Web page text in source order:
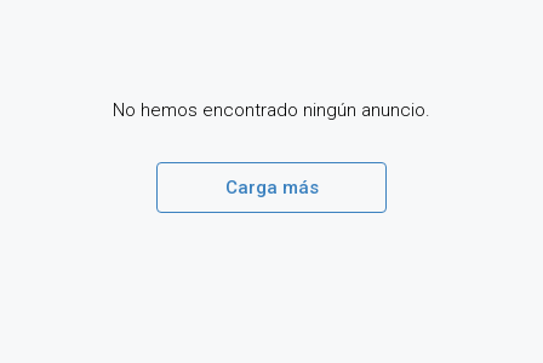
No hemos encontrado ningún anuncio.
Carga más